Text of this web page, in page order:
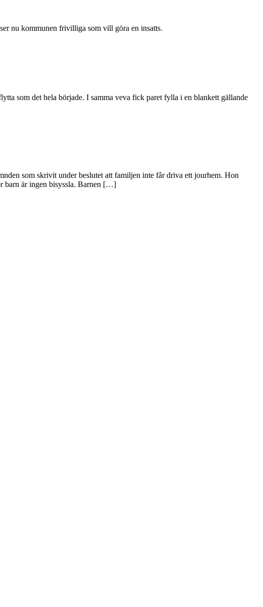
nu kommunen frivilliga som vill göra en insatts.
som det hela började. I samma veva fick paret fylla i en blankett gällande
som skrivit under beslutet att familjen inte får driva ett jourhem. Hon
barn är ingen bisyssla. Barnen […]